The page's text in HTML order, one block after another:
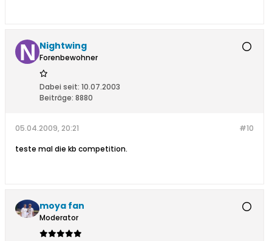
Nightwing
Forenbewohner
Dabei seit: 10.07.2003
Beiträge: 8880
#10
05.04.2009, 20:21
teste mal die kb competition.
moya fan
Moderator